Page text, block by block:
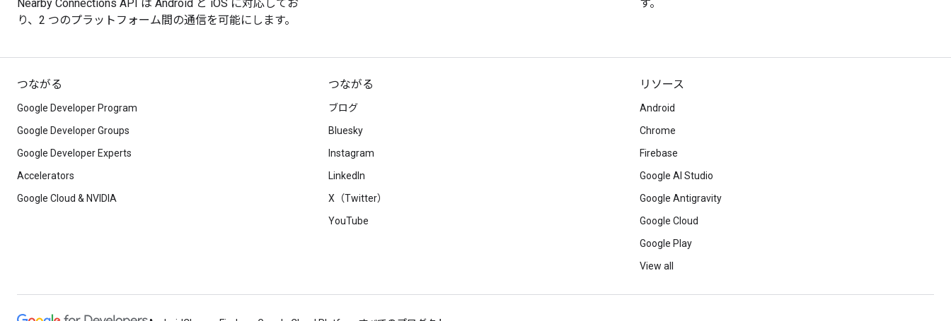
Nearby Connections API は Android と iOS に対応してお
り、2 つのプラットフォーム間の通信を可能にします。
す。
つながる
Google Developer Program
Google Developer Groups
Google Developer Experts
Accelerators
Google Cloud & NVIDIA
つながる
ブログ
Bluesky
Instagram
LinkedIn
X（Twitter）
YouTube
リソース
Android
Chrome
Firebase
Google AI Studio
Google Antigravity
Google Cloud
Google Play
View all